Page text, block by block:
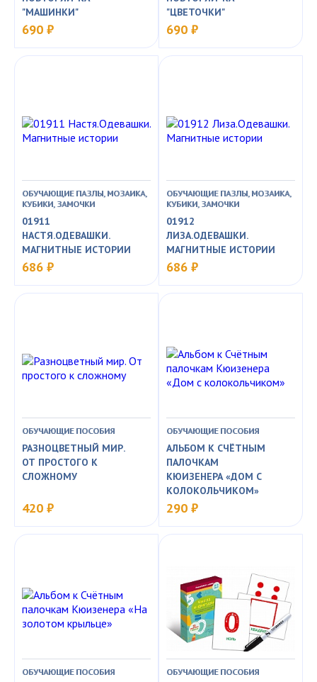
"МАШИНКИ"
690 ₽
"ЦВЕТОЧКИ"
690 ₽
ОБУЧАЮЩИЕ ПАЗЛЫ, МОЗАИКА,
КУБИКИ, ЗАМОЧКИ
01911
НАСТЯ.ОДЕВАШКИ.
МАГНИТНЫЕ ИСТОРИИ
686 ₽
ОБУЧАЮЩИЕ ПАЗЛЫ, МОЗАИКА,
КУБИКИ, ЗАМОЧКИ
01912
ЛИЗА.ОДЕВАШКИ.
МАГНИТНЫЕ ИСТОРИИ
686 ₽
ОБУЧАЮЩИЕ ПОСОБИЯ
РАЗНОЦВЕТНЫЙ МИР.
ОТ ПРОСТОГО К
СЛОЖНОМУ
420 ₽
ОБУЧАЮЩИЕ ПОСОБИЯ
АЛЬБОМ К СЧЁТНЫМ
ПАЛОЧКАМ
КЮИЗЕНЕРА «ДОМ С
КОЛОКОЛЬЧИКОМ»
290 ₽
ОБУЧАЮЩИЕ ПОСОБИЯ ОБУЧАЮЩИЕ ПОСОБИЯ